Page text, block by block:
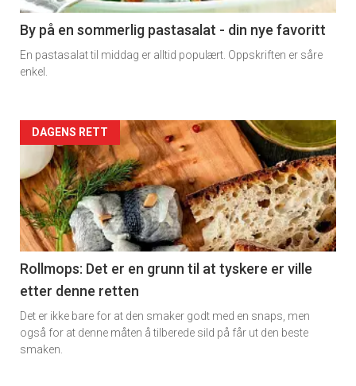
5
By på en sommerlig pastasalat - din nye favoritt
En pastasalat til middag er alltid populært. Oppskriften er såre
enkel.
Forsiden
akkurat
nå
-
6
DAGENS RETT
Rollmops: Det er en grunn til at tyskere er ville
etter denne retten
Det er ikke bare for at den smaker godt med en snaps, men
også for at denne måten å tilberede sild på får ut den beste
smaken.